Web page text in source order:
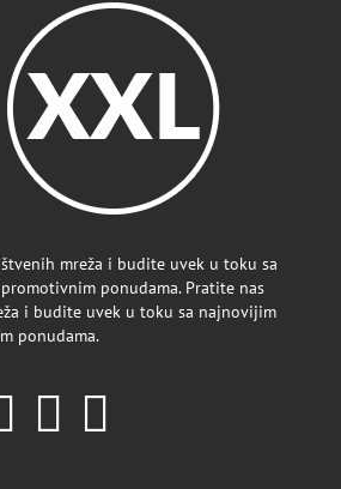
mreža i budite uvek u toku sa
ponudama. Pratite nas
i budite uvek u toku sa najnovijim
ponudama.